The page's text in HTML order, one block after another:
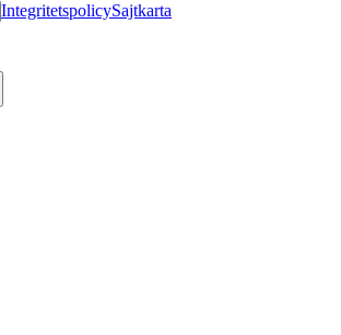
IntegritetspolicySajtkarta